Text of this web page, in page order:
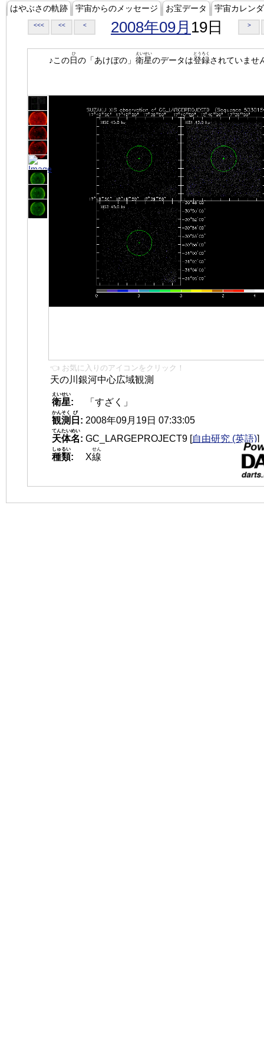
はやぶさの軌跡 宇宙からのメッセージ お宝データ 宇宙カレン
<<< << < 2008年09月 19日 >
♪この日
ひ
の「あけぼの」 衛星
えいせい
のデータは登録
とうろく
されていませ
👈 お気に入りのアイコンをクリック！
天の川銀河中心広域観測
衛星
えいせい
:
「すざく」
観測
かんそく
日
び
: 2008年09月19日 07:33:05
天体名
てんたいめい
: GC_LARGEPROJECT9 [自由研究 (英語)]
種類
しゅるい
: X線
せん